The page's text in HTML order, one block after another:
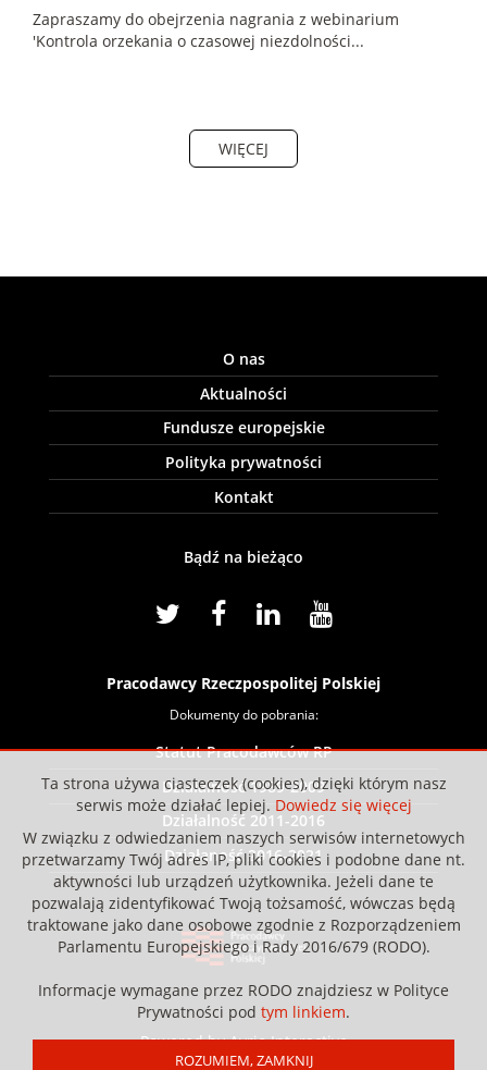
Zapraszamy do obejrzenia nagrania z webinarium
'Kontrola orzekania o czasowej niezdolności...
WIĘCEJ
O nas
Aktualności
Fundusze europejskie
Polityka prywatności
Kontakt
Bądź na bieżąco
Pracodawcy Rzeczpospolitej Polskiej
Dokumenty do pobrania:
Statut Pracodawców RP
Działalność 1989-2009
Działalność 2011-2016
Działaność 2016-2021
Powered by Avrio Interactive
Ta strona używa ciasteczek (cookies), dzięki którym nasz
serwis może działać lepiej. Dowiedz się więcej
W związku z odwiedzaniem naszych serwisów internetowych
przetwarzamy Twój adres IP, pliki cookies i podobne dane nt.
aktywności lub urządzeń użytkownika. Jeżeli dane te
pozwalają zidentyfikować Twoją tożsamość, wówczas będą
traktowane jako dane osobowe zgodnie z Rozporządzeniem
Parlamentu Europejskiego i Rady 2016/679 (RODO).
Informacje wymagane przez RODO znajdziesz w Polityce
Prywatności pod tym linkiem.
ROZUMIEM, ZAMKNIJ